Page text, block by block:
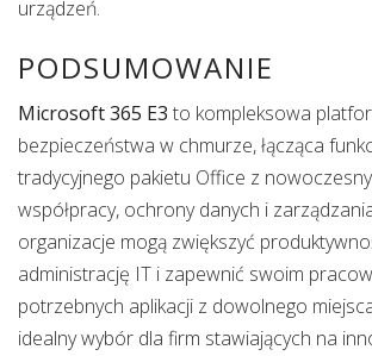
urządzeń.
PODSUMOWANIE
Microsoft 365 E3 to kompleksowa
bezpieczeństwa w chmurze, łącząca
tradycyjnego pakietu Office z
współpracy, ochrony danych i
organizacje mogą zwiększyć
administrację IT i zapewnić swoim
potrzebnych aplikacji z dowolnego
idealny wybór dla firm stawiających na